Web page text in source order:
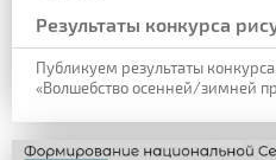
Результаты конкурса
Публикуем результаты
«Волшебство осенней/зимней